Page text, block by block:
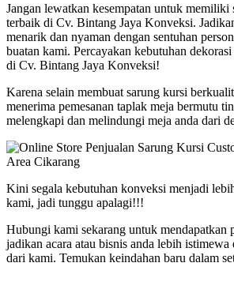
Jangan lewatkan kesempatan untuk memiliki
terbaik di Cv. Bintang Jaya Konveksi.
menarik dan nyaman dengan sentuhan
buatan kami. Percayakan kebutuhan
di Cv. Bintang Jaya Konveksi!
Karena selain membuat sarung kursi
menerima pemesanan taplak meja bermutu
melengkapi dan melindungi meja anda dari
Kini segala kebutuhan konveksi menjadi
kami, jadi tunggu apalagi!!!
Hubungi kami sekarang untuk mendapatkan
jadikan acara atau bisnis anda lebih istimewa
dari kami. Temukan keindahan baru dalam